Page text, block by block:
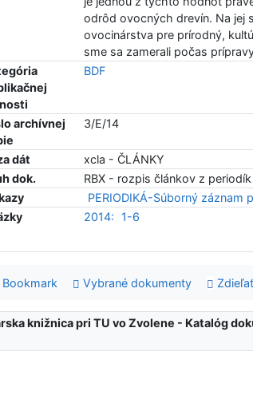
odrôd ovocných drevín. Na jej
ovocinárstva pre prírodný,
sme sa zamerali počas
BDF
archívnej
3/E/14
dát
xcla - ČLÁNKY
dok.
RBX - rozpis článkov z periodík
PERIODIKÁ-Súborný záznam
2014: 1-6
Bookmark Vybrané dokumenty Zdieľať
knižnica pri TU vo Zvolene - Katalóg